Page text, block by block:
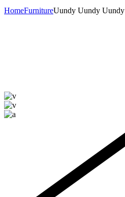
HomeFurnitureUundy Uundy Uundy